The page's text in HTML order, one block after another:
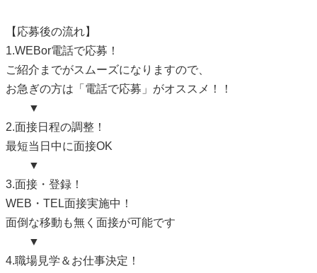
【応募後の流れ】
1.WEBor電話で応募！
ご紹介までがスムーズになりますので、
お急ぎの方は「電話で応募」がオススメ！！
▼
2.面接日程の調整！
最短当日中に面接OK
▼
3.面接・登録！
WEB・TEL面接実施中！
面倒な移動も無く面接が可能です
▼
4.職場見学＆お仕事決定！